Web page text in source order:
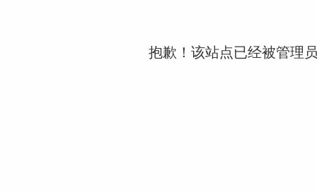
抱歉！该站点已经被管理